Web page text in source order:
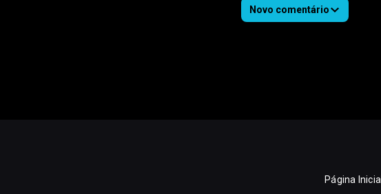
Novo comentário
Página Inicial